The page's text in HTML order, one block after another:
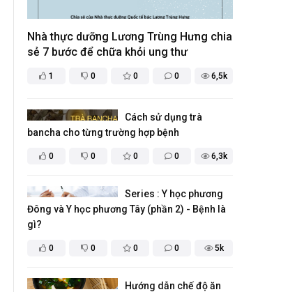
1 0 0 0 6,5k
Nhà thực dưỡng Lương Trùng Hưng chia
sẻ 7 bước để chữa khỏi ung thư
0 0 0 0 6,3k
Cách sử dụng trà
bancha cho từng trường hợp bệnh
0 0 0 0 5k
Series : Y học phương
Đông và Y học phương Tây (phần 2) - Bệnh là
gì?
Hướng dẫn chế độ ăn